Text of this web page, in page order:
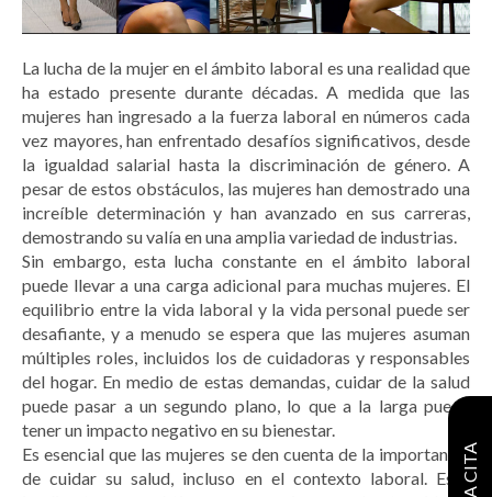
La lucha de la mujer en el ámbito laboral es una realidad que
ha estado presente durante décadas. A medida que las
mujeres han ingresado a la fuerza laboral en números cada
vez mayores, han enfrentado desafíos significativos, desde
la igualdad salarial hasta la discriminación de género. A
pesar de estos obstáculos, las mujeres han demostrado una
increíble determinación y han avanzado en sus carreras,
demostrando su valía en una amplia variedad de industrias.
Sin embargo, esta lucha constante en el ámbito laboral
puede llevar a una carga adicional para muchas mujeres. El
equilibrio entre la vida laboral y la vida personal puede ser
desafiante, y a menudo se espera que las mujeres asuman
múltiples roles, incluidos los de cuidadoras y responsables
del hogar. En medio de estas demandas, cuidar de la salud
puede pasar a un segundo plano, lo que a la larga puede
tener un impacto negativo en su bienestar.
Es esencial que las mujeres se den cuenta de la importancia
de cuidar su salud, incluso en el contexto laboral. Esto